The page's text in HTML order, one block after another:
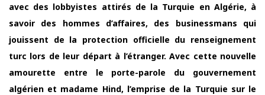
avec des lobbyistes attirés de la Turquie en Algérie, à
savoir des hommes d’affaires, des businessmans qui
jouissent de la protection officielle du renseignement
turc lors de leur départ à l’étranger. Avec cette nouvelle
amourette entre le porte-parole du gouvernement
algérien et madame Hind, l’emprise de la Turquie sur le